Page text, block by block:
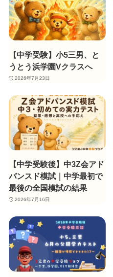
【中学受験】小5三男、と
うとう浜学園Vクラスへ
2026年7月23日
【中学受験後】中3Z会アド
バンスド模試｜中学最初で
最後の全国模試の結果
2026年7月16日